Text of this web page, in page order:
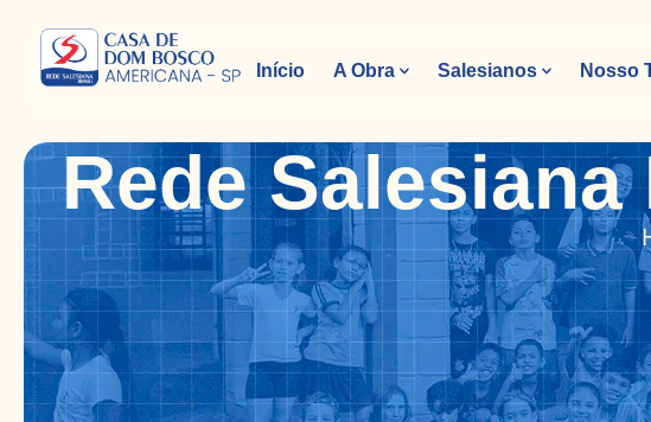
Início A Obra Salesianos Nosso
Rede